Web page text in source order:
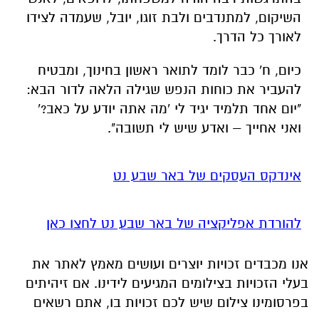
השיקום, למתנדבים ולבת זוגו, יובל, שעמדה לצידו
לאורך כל הדרך.
כיום, ח' כבר לומד לתואר ראשון בחינוך, ומבטיח
להעביר את כוחות הנפש שגילה הלאה לדור הבא:
"יום אחד תלמיד יגיד לי 'מה אתה יודע על כאב?'
ואני אחייך – ואדע שיש לי תשובה".
אינדקס העסקים של באר שבע נט
להורדת אפליקציה של באר שבע נט לחצו כאן
אנו מכבדים זכויות יוצרים ועושים מאמץ לאתר את
בעלי הזכויות בצילומים המגיעים לידינו. אם זיהיתים
בפרסומינו צילום שיש לכם זכויות בו, אתם רשאים